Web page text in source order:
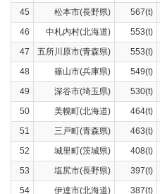
45
松本市(長野県) 567(t)
46
中札内村(北海道) 553(t)
47
五所川原市(青森県) 553(t)
48
篠山市(兵庫県) 549(t)
49
深谷市(埼玉県) 530(t)
50
美幌町(北海道) 464(t)
51
三戸町(青森県) 463(t)
52
城里町(茨城県) 408(t)
53
塩尻市(長野県) 397(t)
54
伊達市(北海道) 387(t)